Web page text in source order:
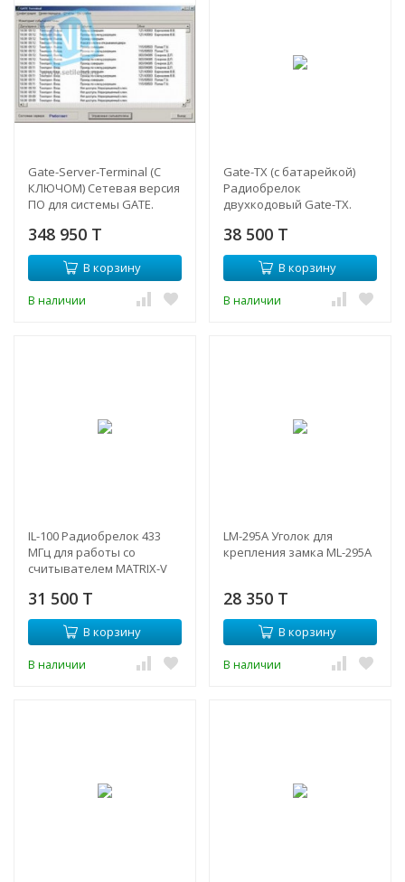
Gate-Server-Terminal (С
КЛЮЧОМ) Сетевая версия
ПО для системы GATE.
348 950 T
В корзину
В наличии
Gate-TX (c батарейкой)
Радиобрелок
двухкодовый Gate-TX.
38 500 T
В корзину
В наличии
IL-100 Радиобрелок 433
МГц для работы со
считывателем MATRIX-V
31 500 T
В корзину
В наличии
LM-295A Уголок для
крепления замка ML-295A
28 350 T
В корзину
В наличии